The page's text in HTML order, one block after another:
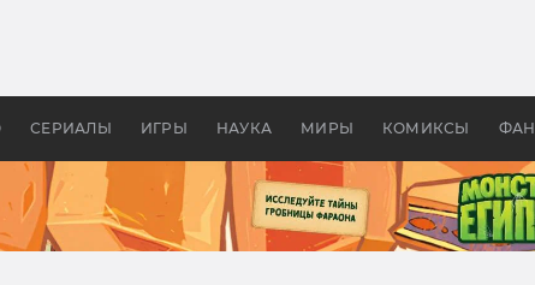
СЕРИАЛЫ ИГРЫ НАУКА МИРЫ КОМИКСЫ ФАН
апокалипсис, в России —